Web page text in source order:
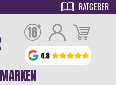
RATGEBER
MARKEN